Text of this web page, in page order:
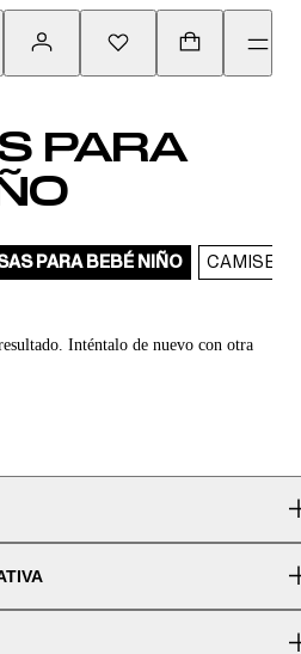
PARA
PARA BEBÉ NIÑO
Inténtalo de nuevo con otra